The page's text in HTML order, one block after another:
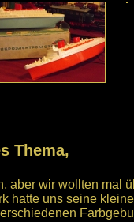
Thema,
aber wir wollten mal
hatte uns seine